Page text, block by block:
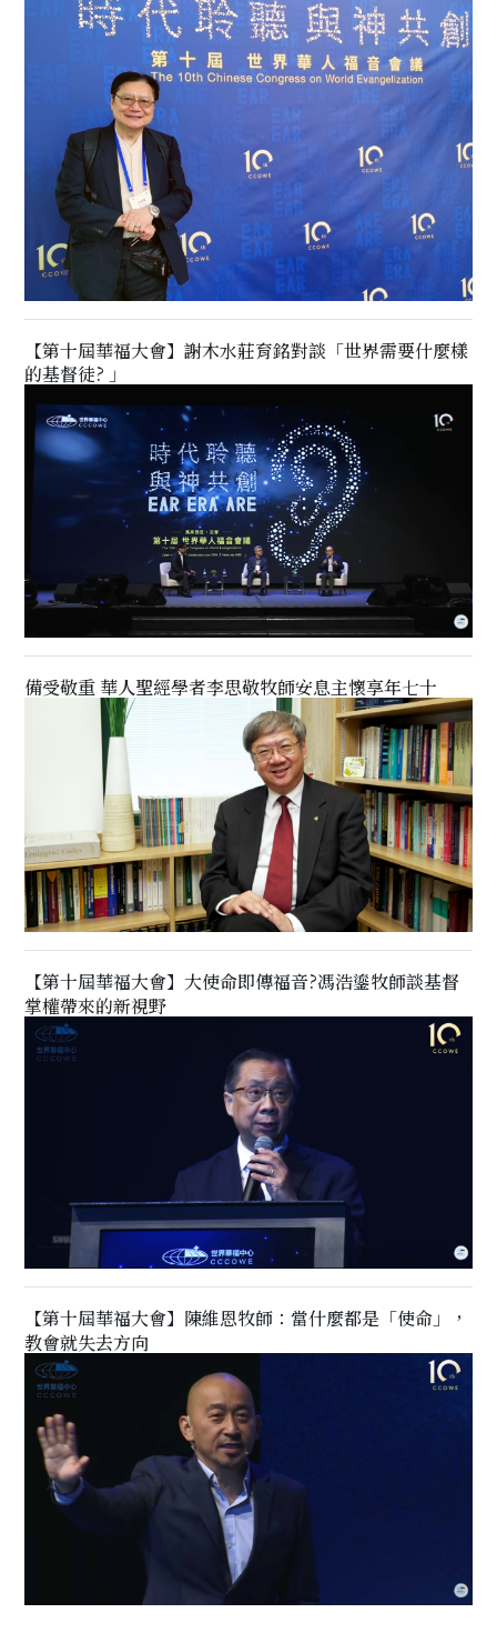
【第十屆華福大會】謝木水莊育銘對談「世界需要什麼樣
的基督徒? 」
備受敬重 華人聖經學者李思敬牧師安息主懷享年七十
【第十屆華福大會】大使命即傳福音?馮浩鎏牧師談基督
掌權帶來的新視野
【第十屆華福大會】陳維恩牧師：當什麼都是「使命」，
教會就失去方向